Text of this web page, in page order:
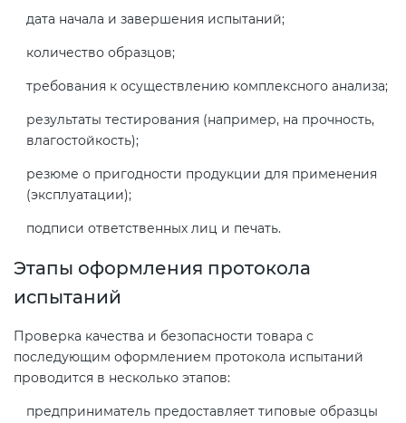
дата начала и завершения испытаний;
количество образцов;
требования к осуществлению комплексного анализа;
результаты тестирования (например, на прочность,
влагостойкость);
резюме о пригодности продукции для применения
(эксплуатации);
подписи ответственных лиц и печать.
Этапы оформления протокола
испытаний
Проверка качества и безопасности товара с
последующим оформлением протокола испытаний
проводится в несколько этапов:
предприниматель предоставляет типовые образцы